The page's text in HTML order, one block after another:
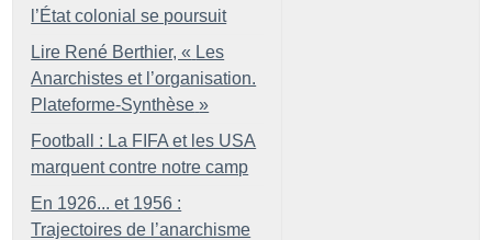
l’État colonial se poursuit
Lire René Berthier, « Les
Anarchistes et l’organisation.
Plateforme-Synthèse »
Football : La FIFA et les USA
marquent contre notre camp
En 1926... et 1956 :
Trajectoires de l’anarchisme